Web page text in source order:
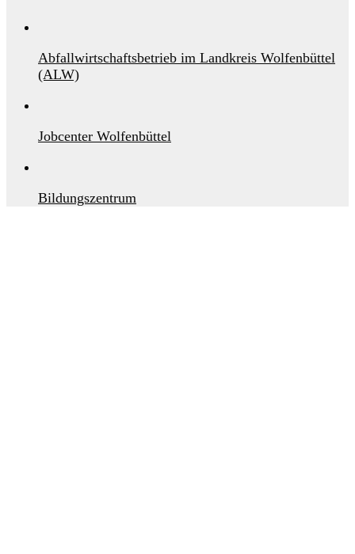
Abfallwirtschaftsbetrieb im Landkreis Wolfenbüttel
(ALW)
Jobcenter Wolfenbüttel
Bildungszentrum